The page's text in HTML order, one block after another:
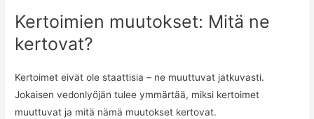
Kertoimien muutokset: Mitä ne
kertovat?
Kertoimet eivät ole staattisia – ne muuttuvat jatkuvasti.
Jokaisen vedonlyöjän tulee ymmärtää, miksi kertoimet
muuttuvat ja mitä nämä muutokset kertovat.